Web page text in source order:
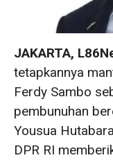
JAKARTA,
tetapkannya
Ferdy Sambo
pembunuhan
Yousua
DPR RI